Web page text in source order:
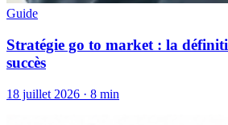
Guide
Stratégie go to market : la
succès
18 juillet 2026 · 8 min